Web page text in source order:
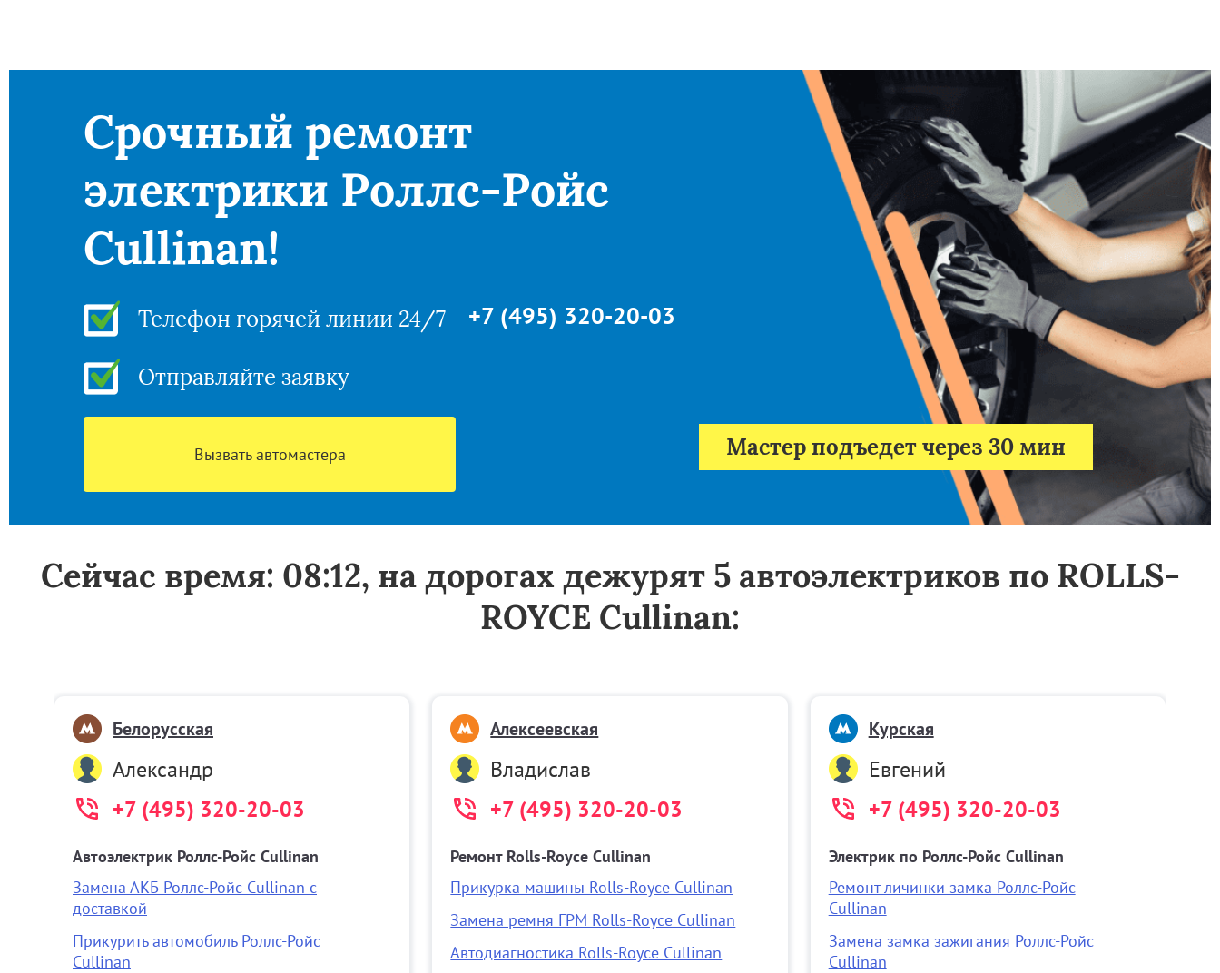
Мастер подъедет через 30 мин
Срочный ремонт
электрики Роллс-Ройс
Cullinan!
Телефон горячей линии 24/7
Отправляйте заявку
+7 (495) 320-20-03
Вызвать автомастера
Сейчас время: 08:12, на дорогах дежурят 5 автоэлектриков по ROLLS-
ROYCE Cullinan:
Белорусская
Александр
+7 (495) 320-20-03
Автоэлектрик Роллс-Ройс Cullinan
Замена АКБ Роллс-Ройс Cullinan с
доставкой
Прикурить автомобиль Роллс-Ройс
Cullinan
Алексеевская
Владислав
+7 (495) 320-20-03
Ремонт Rolls-Royce Cullinan
Прикурка машины Rolls-Royce Cullinan
Замена ремня ГРМ Rolls-Royce Cullinan
Автодиагностика Rolls-Royce Cullinan
Курская
Евгений
+7 (495) 320-20-03
Электрик по Роллс-Ройс Cullinan
Ремонт личинки замка Роллс-Ройс
Cullinan
Замена замка зажигания Роллс-Ройс
Cullinan